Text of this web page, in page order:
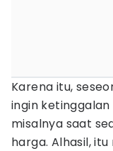
Karena itu,
ingin
misalnya saat
harga. Alhasil,